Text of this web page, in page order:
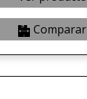
Comparar